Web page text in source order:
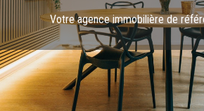
Votre agence immobilière de